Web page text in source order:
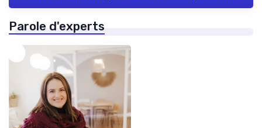
Parole d'experts